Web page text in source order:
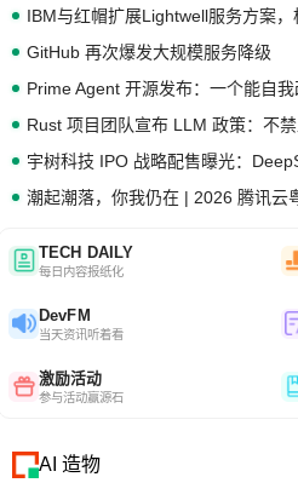
GitHub 再次爆发大规模服务降级
潮起潮落，你我仍在 | 2026 腾讯云
TECH DAILY
每日内容报纸化
DevFM
当天资讯听着看
激励活动
参与活动赢源石
AI 造物